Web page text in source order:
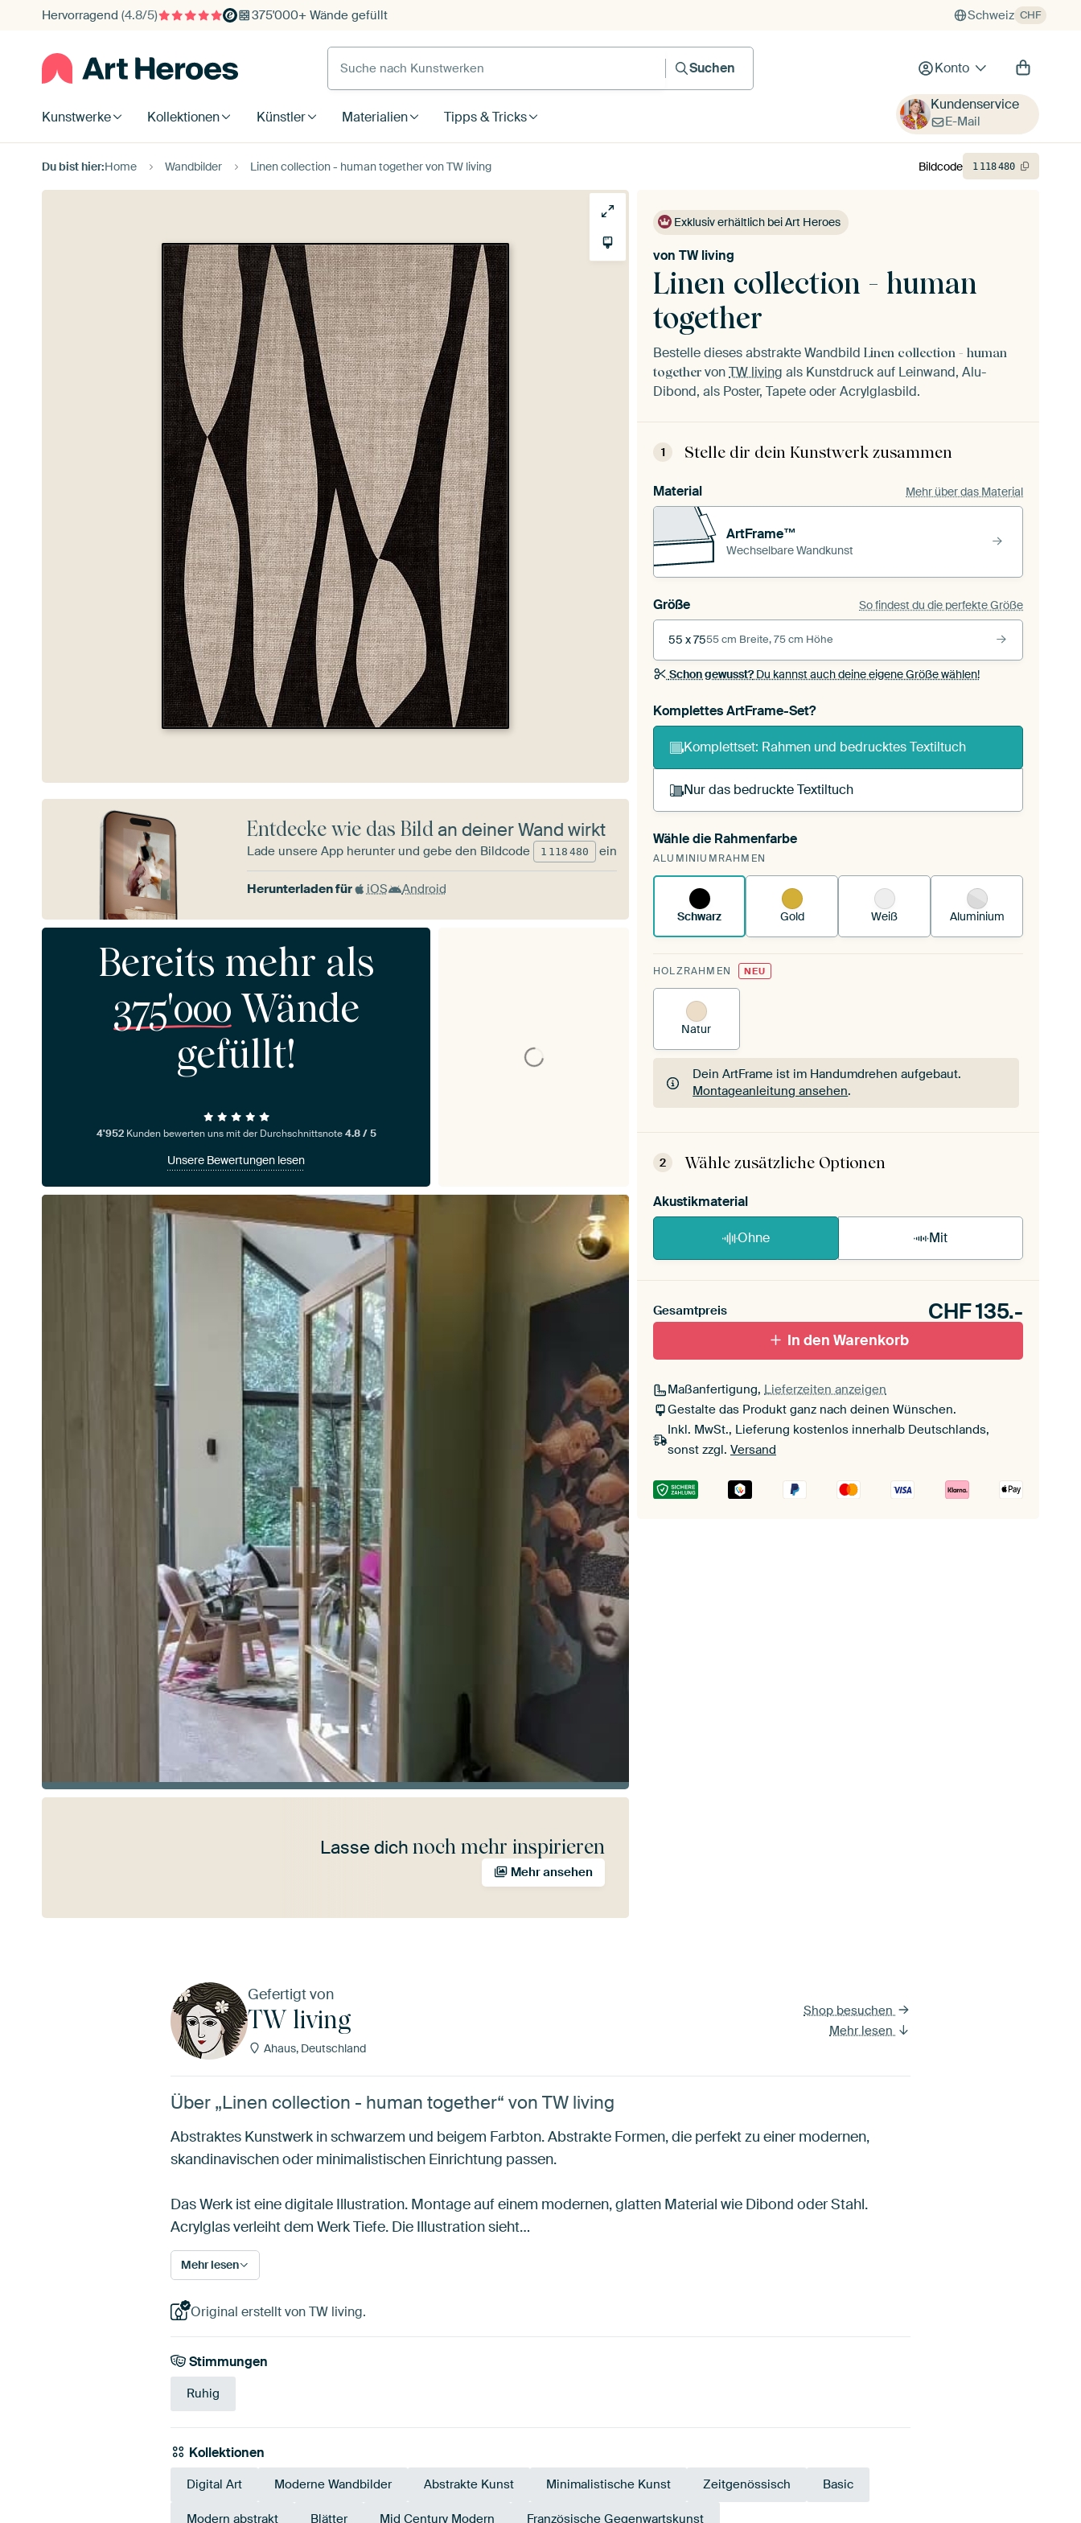
Hervorragend (4.8/5) 375'000+ Wände gefüllt Schweiz CHF
Suche nach Kunstwerken
Suchen
Konto
Kunstwerke Kollektionen Künstler Materialien Tipps & Tricks
Kundenservice
E-Mail
Du bist hier:Home Wandbilder Linen collection - human together von TW living
Exklusiv erhältlich bei Art Heroes
Linen collection - human
together
von TW living
Bestelle dieses abstrakte Wandbild Linen collection - human
together vonTW living als Kunstdruck auf Leinwand, Alu-
Dibond, als Poster, Tapete oder Acrylglasbild.
1 Stelle dir dein Kunstwerk zusammen
Material Mehr über das Material
ArtFrame™
Wechselbare Wandkunst
Größe So findest du die perfekte Größe
55 x 7555 cm Breite, 75 cm Höhe
Schon gewusst?Du kannst auch deine eigene Größe wählen!
Komplettes ArtFrame-Set?
Komplettset: Rahmen und bedrucktes Textiltuch
Nur das bedruckte Textiltuch
Du spannst einen wechselbaren Textiltuch in deinen
vorhandenen ArtFrame™.
Wähle die Rahmenfarbe
ALUMINIUMRAHMEN
Schwarz Gold Weiß Aluminium
HOLZRAHMEN NEU
Natur
Dein ArtFrame ist im Handumdrehen aufgebaut.
Montageanleitung ansehen.
Dein ArtFrame ist im Handumdrehen aufgebaut.
2 Wähle zusätzliche Optionen
Akustikmaterial
Ohne Mit
Gesamtpreis CHF135.-
In den Warenkorb
Maßanfertigung, Lieferzeiten anzeigen
Gestalte das Produkt ganz nach deinen Wünschen.
Inkl. MwSt., Lieferung kostenlos innerhalb Deutschlands,
sonst zzgl. Versand
Bildcode 1 118480
Entdecke wie das Bildan deiner Wand wirkt
Lade unsere App herunter und gebe den Bildcode 1 118 480 ein
Herunterladen für iOS Android
Bereits mehr als
375'000 Wände
gefüllt!
4'952Kunden bewerten uns mit der Durchschnittsnote4.8 / 5
Unsere Bewertungen lesen
Lasse dich noch mehr inspirieren
Mehr ansehen
Gefertigt von
TW living
Ahaus, Deutschland
Shop besuchen
Mehr lesen
Über „Linen collection - human together“ von TW living
Abstraktes Kunstwerk in schwarzem und beigem Farbton. Abstrakte Formen, die perfekt zu einer modernen,
skandinavischen oder minimalistischen Einrichtung passen.
Das Werk ist eine digitale Illustration. Montage auf einem modernen, glatten Material wie Dibond oder Stahl.
Acrylglas verleiht dem Werk Tiefe. Die Illustration sieht…
Mehr lesen
Original erstellt von TW living.
Stimmungen
Ruhig
Kollektionen
Digital Art Moderne Wandbilder Abstrakte Kunst Minimalistische Kunst Zeitgenössisch Basic
Modern abstrakt Blätter Mid Century Modern Französische Gegenwartskunst